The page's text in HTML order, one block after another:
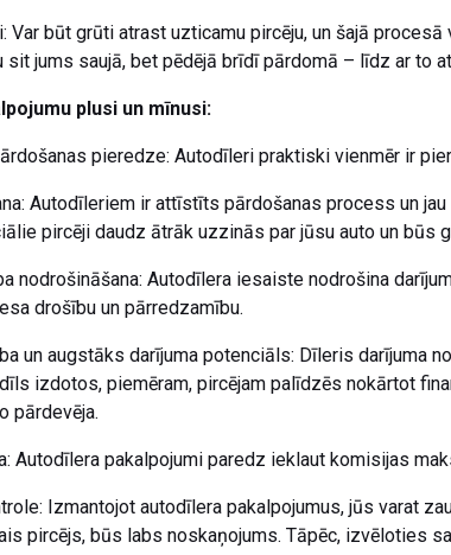
Var būt grūti atrast uzticamu pircēju, un šajā
sit jums saujā, bet pēdējā brīdī pārdomā – līdz ar to
plusi un mīnusi:
pieredze: Autodīleri praktiski vienmēr ir
Autodīleriem ir attīstīts pārdošanas process un
pircēji daudz ātrāk uzzinās par jūsu auto un
nodrošināšana: Autodīlera iesaiste nodrošina
drošību un pārredzamību.
un augstāks darījuma potenciāls: Dīleris
izdotos, piemēram, pircējam palīdzēs nokārtot
pārdevēja.
Autodīlera pakalpojumi paredz ieklaut komisijas
Izmantojot autodīlera pakalpojumus, jūs varat
pircējs, būs labs noskaņojums. Tāpēc, izvēloties